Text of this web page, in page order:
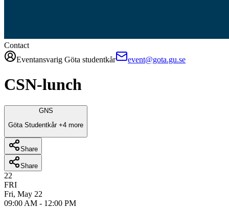
Contact
Eventansvarig Göta studentkår
event@gota.gu.se
CSN-lunch
GNS
Göta Studentkår +4 more
Share
Share
22
FRI
Fri, May 22
09:00 AM - 12:00 PM